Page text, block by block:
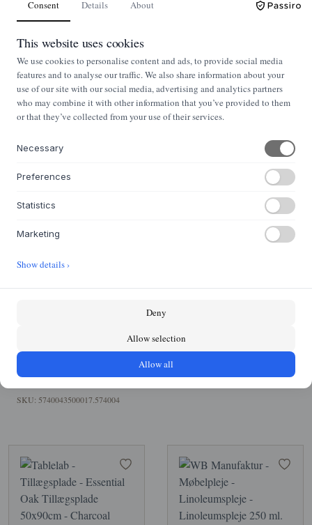
Bordpladen er beklædt med linoleum, en slidstærk og taktil overflade,
er omhyggeligt udført i massivt, olieret egetræ, hvilket sikrer en
robust konstruktion og en varm, indbydende glød. Med sine præcise
mål på B:90, L:140 og H:74 cm (71 cm til undersiden af pladen) er
det et bord, hvor kvaliteten mærkes i hver en detalje.
Essential Oak-bordet inviterer til samvær og skaber en rolig ramme
tillægsplade i hver ende, kan det nemt tilpasses dine behov og strække
sig til en længde på 240 cm, når pladsen omkring bordet skal omfavne
flere gæster. Placer det i spisestuen og lad det danne centrum for
hjemmets hyggelige stunder.
SPISESTUEN WB MANUFAKTUR
SKU: 5740043500017.574004
Consent Details About
This website uses cookies
We use cookies to personalise content and ads, to provide social media
features and to analyse our traffic. We also share information about your
use of our site with our social media, advertising and analytics partners
who may combine it with other information that you’ve provided to them
or that they’ve collected from your use of their services.
Necessary
Preferences
Statistics
Marketing
Show details ›
Deny
Allow selection
Allow all